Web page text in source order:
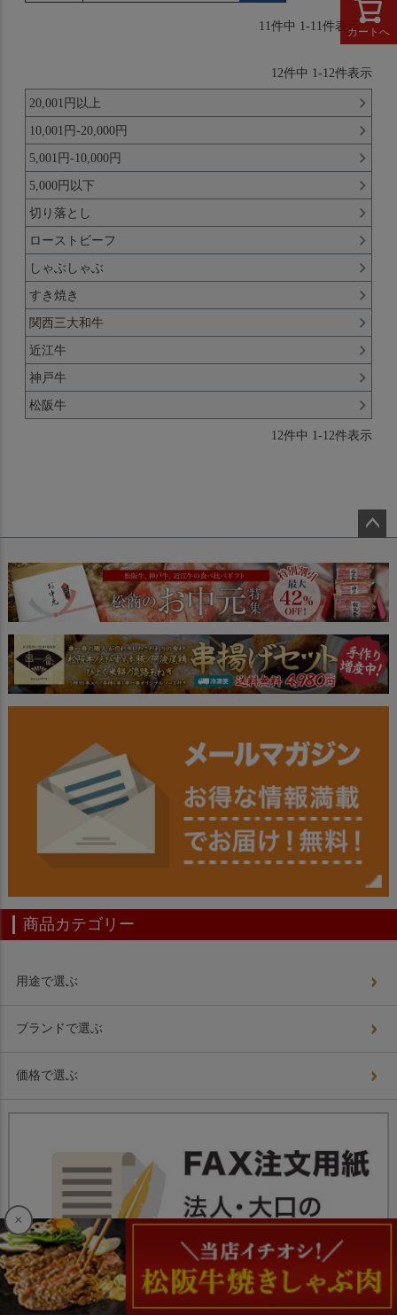
11件中 1-11件表示
12件中 1-12件表示
20,001円以上
10,001円-20,000円
5,001円-10,000円
5,000円以下
切り落とし
ローストビーフ
しゃぶしゃぶ
すき焼き
関西三大和牛
近江牛
神戸牛
松阪牛
12件中 1-12件表示
カートへ
ジト
ップ
へ
商品カテゴリー
用途で選ぶ
ブランドで選ぶ
価格で選ぶ
×